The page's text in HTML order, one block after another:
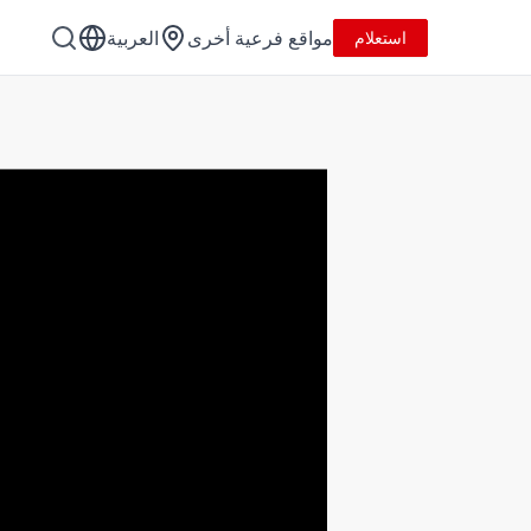
العربية مواقع فرعية أخرى استعلام